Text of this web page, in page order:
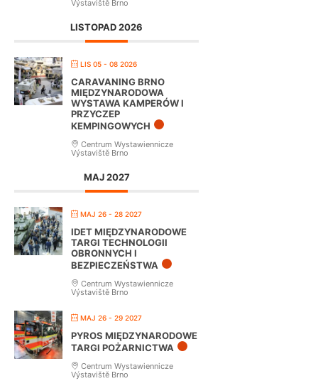
Výstaviště Brno
LISTOPAD 2026
LIS 05 - 08 2026
CARAVANING BRNO
MIĘDZYNARODOWA
WYSTAWA KAMPERÓW I
PRZYCZEP
KEMPINGOWYCH
Centrum Wystawiennicze
Výstaviště Brno
MAJ 2027
MAJ 26 - 28 2027
IDET MIĘDZYNARODOWE
TARGI TECHNOLOGII
OBRONNYCH I
BEZPIECZEŃSTWA
Centrum Wystawiennicze
Výstaviště Brno
MAJ 26 - 29 2027
PYROS MIĘDZYNARODOWE
TARGI POŻARNICTWA
Centrum Wystawiennicze
Výstaviště Brno